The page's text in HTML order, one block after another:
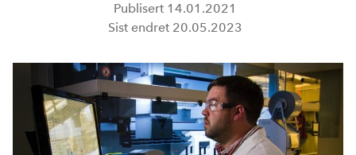
Publisert 14.01.2021
Sist endret 20.05.2023